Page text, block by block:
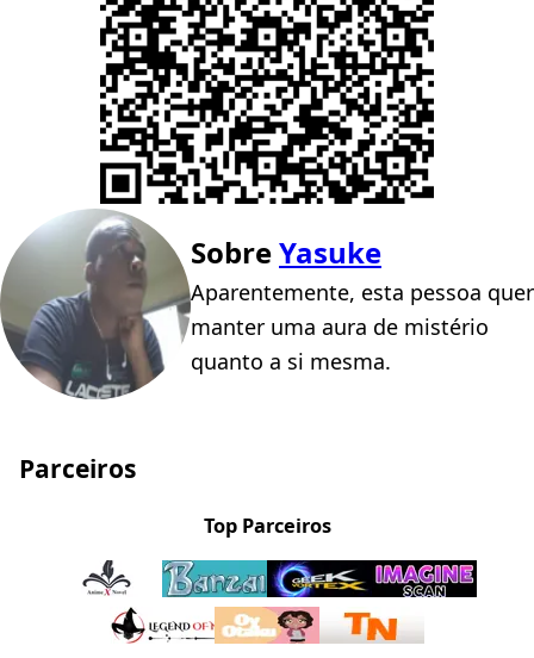
SobreYasuke
Aparentemente, esta pessoa quer
manter uma aura de mistério
quanto a si mesma.
Parceiros
Top Parceiros